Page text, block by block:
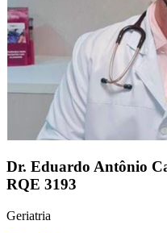
Dr. Eduardo Antônio
RQE 3193
Geriatria